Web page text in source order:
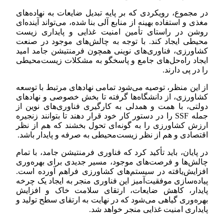
در مجموع، رویکردی که بر پایه تبدیل ضایعات به نهاده‌های
مغذی و استفاده بهینه از منابع آلی بنا شده، می‌تواند آینده‌ای
روشن در راستای تأمین امنیت غذایی و پایداری زیست
محیطی ایجاد کند. با توجه به چالش‌های موجود در صنعت
کشاورزی، فناوری‌های نوینی همچون فرمنتیشن جامد امید
ایجاد راه‌حل‌های جامع و پاسخگو به مشکلات زیست‌محیطی
را در پی دارند.
از این منظر، توصیه می‌شود تمامی نهادهای مرتبط با توسعه
کشاورزی، از دانشگاه‌ها گرفته تا بخش خصوصی و نهادهای
دولتی، با همت و همدلی به کارگیری فناوری‌های نوین از
جمله SSF را در دستور کار خود قرار دهند تا بتوانند زنجیره
ارزش کشاورزی را به گونه‌ای تحول بخشند که هم از نظر
اقتصادی و هم از نظر زیست‌محیطی به صرفه و پایدار باشد.
در پایان، باید تأکید کرد که فناوری فرمنتیشن جامد، با تمام
چالش‌ها و فرصت‌های موجود، مسیر جدیدی برای بهره‌وری
افزایش‌یافته در سیستم‌های کشاورزی فراهم آورده است.
پیاده‌سازی موفقیت‌آمیز این فناوری منجر به ایجاد یک چرخه
پایدار، کاهش ضایعات، ارتقای سلامت خاک و افزایش
بهره‌وری گیاهی می‌شود که در نهایت به ارتقای سطح تولید و
پایداری امنیت غذایی منجر خواهد شد.